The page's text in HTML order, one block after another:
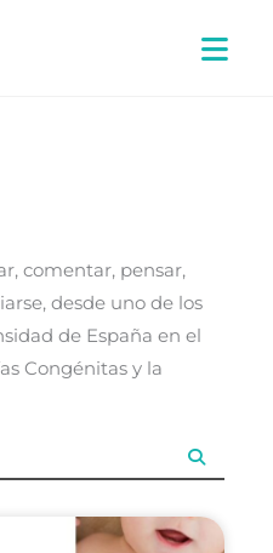
comentar, pensar,
desde uno de los
de España en el
Congénitas y la
PÁGINAPÁGINA